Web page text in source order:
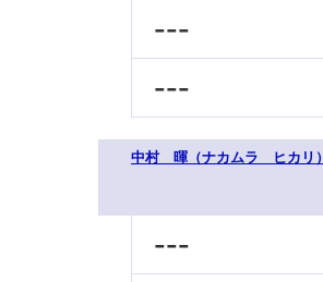
---
---
中村 暉（ナカムラ ヒカリ）
---